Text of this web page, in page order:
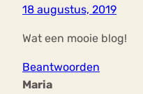
18 augustus, 2019
Wat een mooie blog!
Beantwoorden
Maria